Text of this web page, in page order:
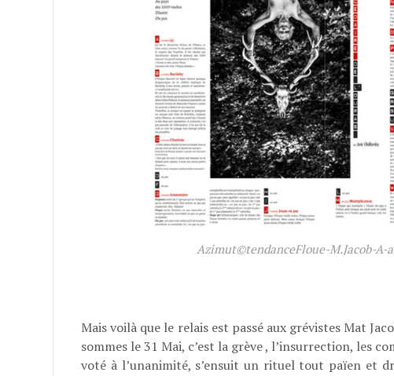
Azimut©tendanceFloue-M.Jacob-A-
Mais voilà que le relais est passé aux grévistes Mat
sommes le 31 Mai, c’est la grève , l’insurrection, les
voté à l’unanimité, s’ensuit un rituel tout païen et